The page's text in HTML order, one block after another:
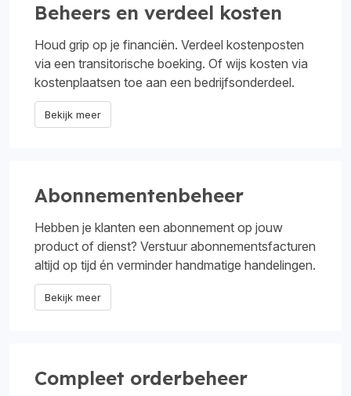
Beheers en verdeel kosten
Houd grip op je financiën. Verdeel kostenposten
via een transitorische boeking. Of wijs kosten via
kostenplaatsen toe aan een bedrijfsonderdeel.
Bekijk meer
Abonnementenbeheer
Hebben je klanten een abonnement op jouw
product of dienst? Verstuur abonnementsfacturen
altijd op tijd én verminder handmatige handelingen.
Bekijk meer
Compleet orderbeheer